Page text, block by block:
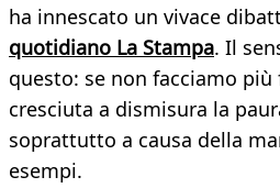
ha innescato un vivace
quotidiano La Stampa. Il
questo: se non facciamo più
cresciuta a dismisura la
soprattutto a causa della
esempi.